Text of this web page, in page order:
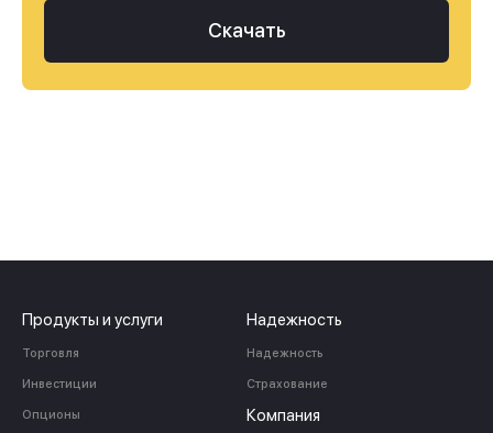
Скачать
Продукты и услуги
Торговля
Инвестиции
Опционы
Надежность
Надежность
Страхование
Компания